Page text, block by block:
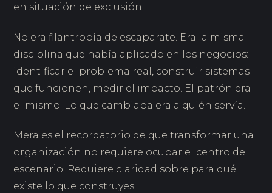
en situación de exclusión.
No era filantropía de escaparate. Era la misma
disciplina que había aplicado en los negocios:
identificar el problema real, construir sistemas
que funcionen, medir el impacto. El patrón era
el mismo. Lo que cambiaba era a quién servía.
Mera es el recordatorio de que transformar una
organización no requiere ocupar el centro del
escenario. Requiere claridad sobre para qué
existe lo que construyes.